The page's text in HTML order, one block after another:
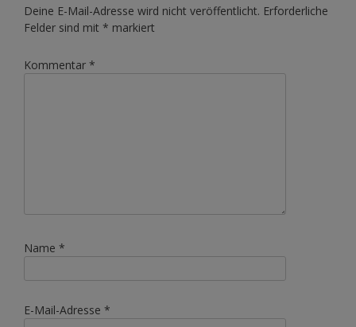
Deine E-Mail-Adresse wird nicht veröffentlicht. Erforderliche
Felder sind mit * markiert
Kommentar *
Name *
E-Mail-Adresse *